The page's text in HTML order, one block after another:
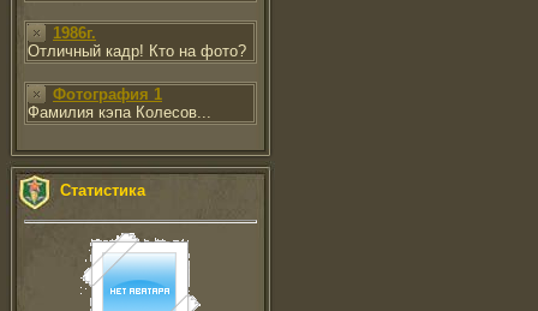
1986г.
Отличный кадр! Кто на фото?
Фотография 1
Фамилия кэпа Колесов...
Статистика